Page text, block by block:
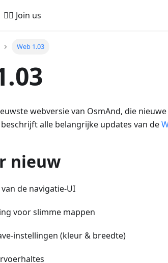
🚵‍♂️ Join us
Web 1.03
webversie van OsmAnd, die
alle belangrijke updates van de
nieuw
de navigatie-UI
voor slimme mappen
instellingen (kleur & breedte)